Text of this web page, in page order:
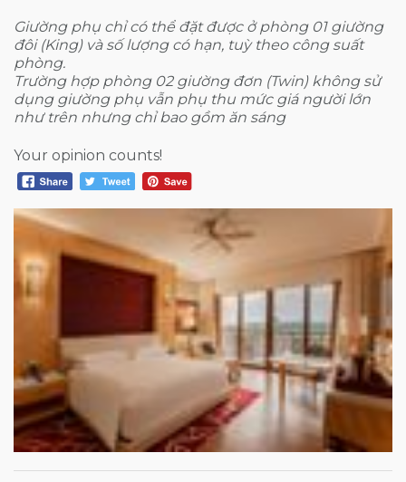
Giường phụ chỉ có thể đặt được ở phòng 01 giường
đôi (King) và số lượng có hạn, tuỳ theo công suất
phòng.
Trường hợp phòng 02 giường đơn (Twin) không sử
dụng giường phụ vẫn phụ thu mức giá người lớn
như trên nhưng chỉ bao gồm ăn sáng
Your opinion counts!